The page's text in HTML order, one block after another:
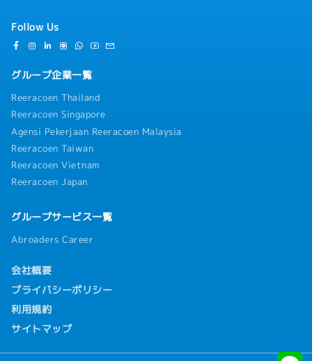
Follow Us
グループ企業一覧
Reeracoen Thailand
Reeracoen Singapore
Agensi Pekerjaan Reeracoen Malaysia
Reeracoen Taiwan
Reeracoen Vietnam
Reeracoen Japan
グループサービス一覧
Abroaders Career
会社概要
プライバシーポリシー
利用規約
サイトマップ